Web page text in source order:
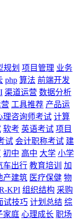
规划 项目管理 业务
php 算法 前端开发
渠道运营 数据分析
工具推荐 产品运
理咨询师考试 计算
软考 英语考试 项目
试 会计职称考试 建
初中 高中 大学 小学
车出行 教育培训
加
产建筑 医疗保健 物
KPI 组织结构 采购
试技巧 计划总结 综
家庭 心理成长 职场